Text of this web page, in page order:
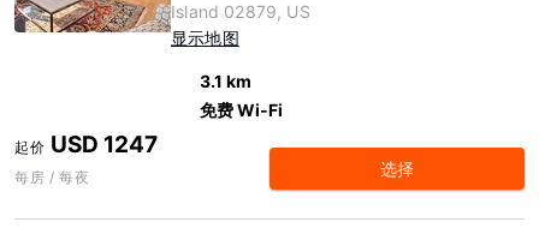
Island 02879, US
显示地图
3.1 km
免费 Wi-Fi
起价 USD 1247
每房 / 每夜 选择